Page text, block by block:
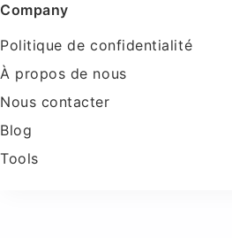
Company
Politique de confidentialité
À propos de nous
Nous contacter
Blog
Tools